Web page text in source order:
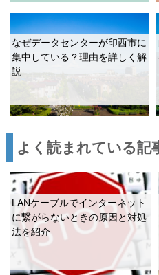
なぜデータセンターが印西市に
集中している？理由を詳しく解
説
よく読まれている記
LANケーブルでインターネット
に繋がらないときの原因と対処
法を紹介